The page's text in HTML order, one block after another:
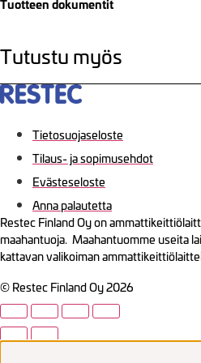
Tuotteen dokumentit
Tutustu myös
Tietosuojaseloste
Tilaus- ja sopimusehdot
Evästeseloste
Anna palautetta
Restec Finland Oy on
maahantuoja. Maahantuomme useita
kattavan valikoiman
© Restec Finland Oy 2026